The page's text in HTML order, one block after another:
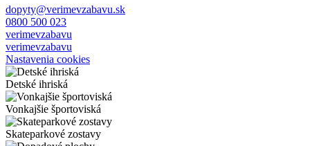
dopyty@verimevzabavu.sk
0800 500 023
verimevzabavu
verimevzabavu
Nastavenia cookies
Detské ihriská
Vonkajšie športoviská
Skateparkové zostavy